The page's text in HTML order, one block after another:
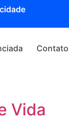
Contato
Vida